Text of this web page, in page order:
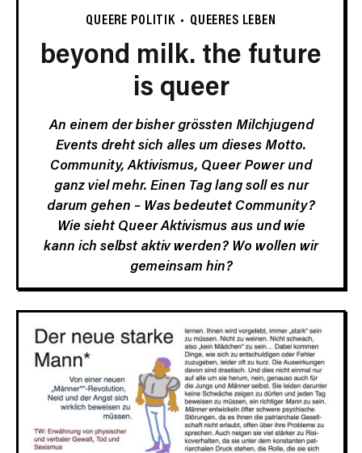
QUEERE POLITIK QUEERES LEBEN
beyond milk. the future
is queer
An einem der bisher grössten Milchjugend
Events dreht sich alles um dieses Motto.
Community, Aktivismus, Queer Power und
ganz viel mehr. Einen Tag lang soll es nur
darum gehen – Was bedeutet Community?
Wie sieht Queer Aktivismus aus und wie
kann ich selbst aktiv werden? Wo wollen wir
gemeinsam hin?